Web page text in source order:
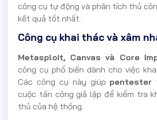
công cụ tự động và phân tích thủ
kết quả tốt nhất.
Công cụ khai thác và xâm
Metasploit, Canvas và Core
công cụ phổ biến dành cho việc
Các công cụ này giúp pentester
cuộc tấn công giả lập để kiểm tra
thủ của hệ thống.